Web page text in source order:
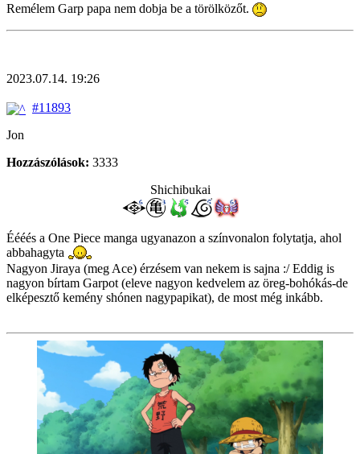
Remélem Garp papa nem dobja be a törölközőt.
2023.07.14. 19:26
#11893
Jon
Hozzászólások: 3333
Shichibukai
Éééés a One Piece manga ugyanazon a színvonalon folytatja, ahol
abbahagyta
Nagyon Jiraya (meg Ace) érzésem van nekem is sajna :/ Eddig is
nagyon bírtam Garpot (eleve nagyon kedvelem az öreg-bohókás-de
elképesztő kemény shónen nagypapikat), de most még inkább.